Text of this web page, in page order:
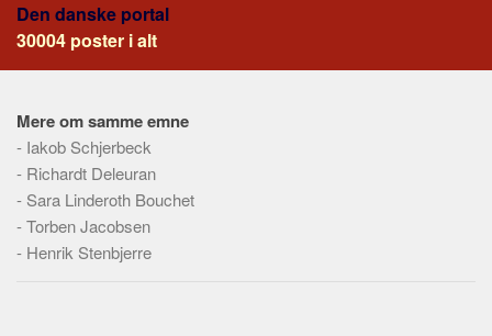
Emner
Skribenter
Steder
Kilder
Om
Webstedet
Den danske portal
30004 poster i alt
Mere om samme emne
- Iakob Schjerbeck
- Richardt Deleuran
- Sara Linderoth Bouchet
-Torben Jacobsen
- Henrik Stenbjerre